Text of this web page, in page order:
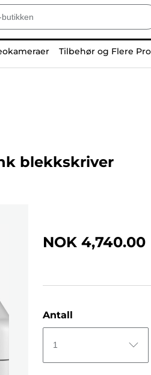
Tilbehør og Flere
blekkskriver
NOK 4,740.00
Antall
1